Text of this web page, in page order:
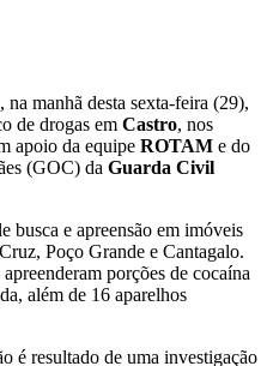
na manhã desta sexta-feira (29),
de drogas em Castro, nos
apoio da equipe ROTAM e do
(GOC) da Guarda Civil
busca e apreensão em imóveis
Poço Grande e Cantagalo.
porções de cocaína
além de 16 aparelhos
é resultado de uma investigação